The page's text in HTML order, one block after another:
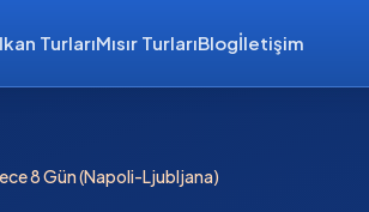
TurlarıMısır TurlarıBlogİletişim
8 Gün (Napoli-Ljubljana)